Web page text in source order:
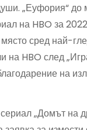
„Еуфория“ до
на HBO за
сред най-
на HBO след
на
„Домът на